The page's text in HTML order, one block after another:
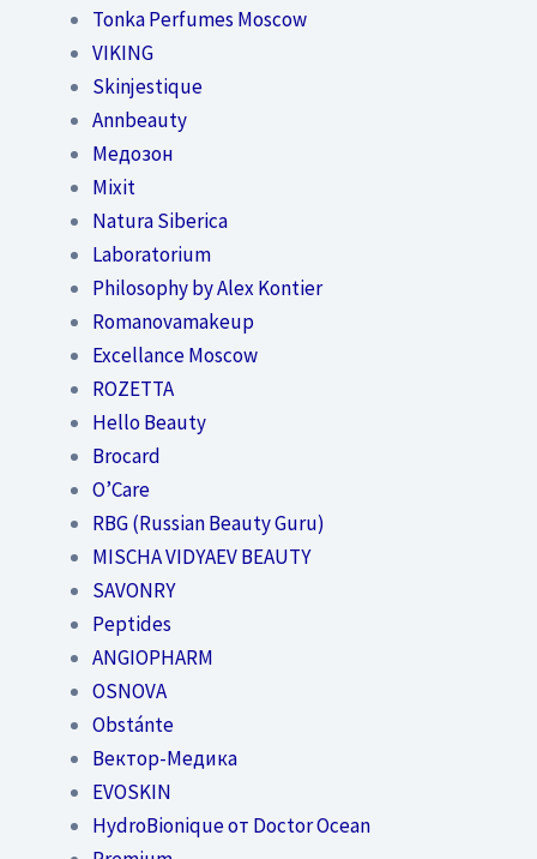
Tonka Perfumes Moscow
VIKING
Skinjestique
Annbeauty
Медозон
Mixit
Natura Siberica
Laboratorium
Philosophy by Alex Kontier
Romanovamakeup
Excellance Moscow
ROZETTA
Hello Beauty
Brocard
O’Care
RBG (Russian Beauty Guru)
MISCHA VIDYAEV BEAUTY
SAVONRY
Peptides
ANGIOPHARM
OSNOVA
Obstánte
Вектор-Медика
EVOSKIN
HydroBionique от Doctor Ocean